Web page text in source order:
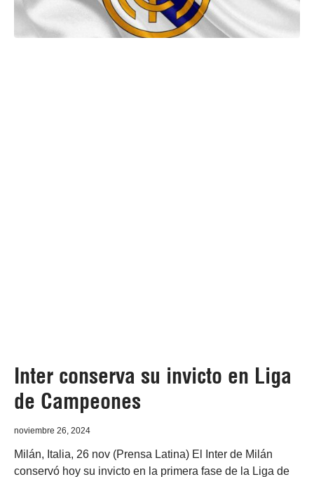
Inter conserva su invicto en Liga
de Campeones
noviembre 26, 2024
Milán, Italia, 26 nov (Prensa Latina) El Inter de Milán
conservó hoy su invicto en la primera fase de la Liga de